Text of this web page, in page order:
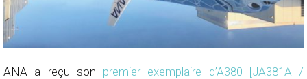
ANA a reçu son premier exemplaire d’A380 [JA381A /